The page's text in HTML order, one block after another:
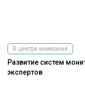
В центре внимания
Развитие систем
экспертов